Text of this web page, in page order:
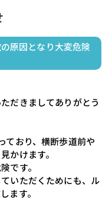
原因となり大変危険
だきましてありがとう
ており、横断歩道前や
かけます。
です。
いただくためにも、ル
ます。